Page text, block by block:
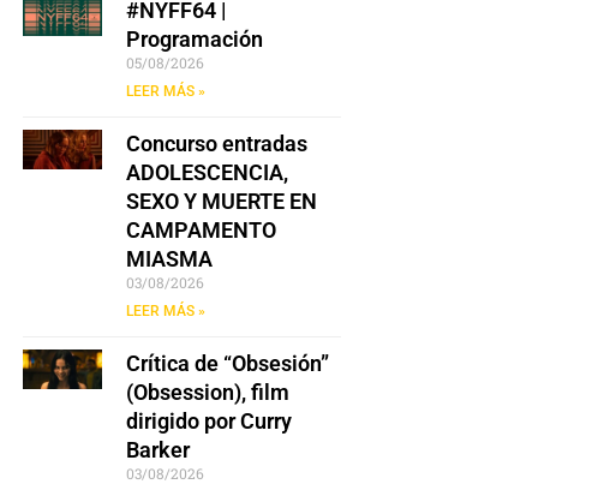
#NYFF64 |
Programación
05/08/2026
LEER MÁS »
Concurso entradas
ADOLESCENCIA,
SEXO Y MUERTE EN
CAMPAMENTO
MIASMA
03/08/2026
LEER MÁS »
Crítica de “Obsesión”
(Obsession), film
dirigido por Curry
Barker
03/08/2026